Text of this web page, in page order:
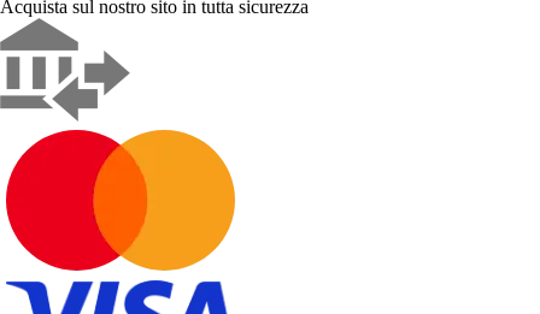
Acquista sul nostro sito in tutta sicurezza